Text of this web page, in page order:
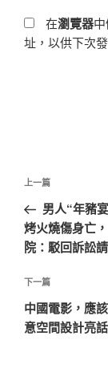
在瀏覽器
址，以供下次
文
導
覽
上
一
篇
文
上一篇
男人“年豬
烤火燒傷身亡
院：駁回訴訟
下
一
篇
下一篇
中國電影，應
意空間設計亮